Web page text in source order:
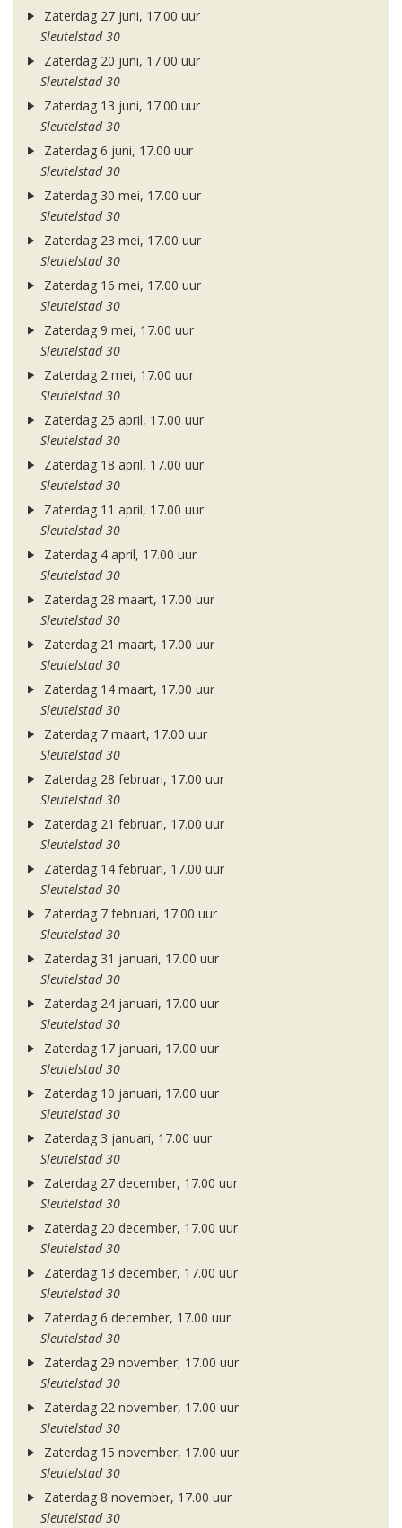
Zaterdag 27 juni, 17.00 uur
Sleutelstad 30
Zaterdag 20 juni, 17.00 uur
Sleutelstad 30
Zaterdag 13 juni, 17.00 uur
Sleutelstad 30
Zaterdag 6 juni, 17.00 uur
Sleutelstad 30
Zaterdag 30 mei, 17.00 uur
Sleutelstad 30
Zaterdag 23 mei, 17.00 uur
Sleutelstad 30
Zaterdag 16 mei, 17.00 uur
Sleutelstad 30
Zaterdag 9 mei, 17.00 uur
Sleutelstad 30
Zaterdag 2 mei, 17.00 uur
Sleutelstad 30
Zaterdag 25 april, 17.00 uur
Sleutelstad 30
Zaterdag 18 april, 17.00 uur
Sleutelstad 30
Zaterdag 11 april, 17.00 uur
Sleutelstad 30
Zaterdag 4 april, 17.00 uur
Sleutelstad 30
Zaterdag 28 maart, 17.00 uur
Sleutelstad 30
Zaterdag 21 maart, 17.00 uur
Sleutelstad 30
Zaterdag 14 maart, 17.00 uur
Sleutelstad 30
Zaterdag 7 maart, 17.00 uur
Sleutelstad 30
Zaterdag 28 februari, 17.00 uur
Sleutelstad 30
Zaterdag 21 februari, 17.00 uur
Sleutelstad 30
Zaterdag 14 februari, 17.00 uur
Sleutelstad 30
Zaterdag 7 februari, 17.00 uur
Sleutelstad 30
Zaterdag 31 januari, 17.00 uur
Sleutelstad 30
Zaterdag 24 januari, 17.00 uur
Sleutelstad 30
Zaterdag 17 januari, 17.00 uur
Sleutelstad 30
Zaterdag 10 januari, 17.00 uur
Sleutelstad 30
Zaterdag 3 januari, 17.00 uur
Sleutelstad 30
Zaterdag 27 december, 17.00 uur
Sleutelstad 30
Zaterdag 20 december, 17.00 uur
Sleutelstad 30
Zaterdag 13 december, 17.00 uur
Sleutelstad 30
Zaterdag 6 december, 17.00 uur
Sleutelstad 30
Zaterdag 29 november, 17.00 uur
Sleutelstad 30
Zaterdag 22 november, 17.00 uur
Sleutelstad 30
Zaterdag 15 november, 17.00 uur
Sleutelstad 30
Zaterdag 8 november, 17.00 uur
Sleutelstad 30